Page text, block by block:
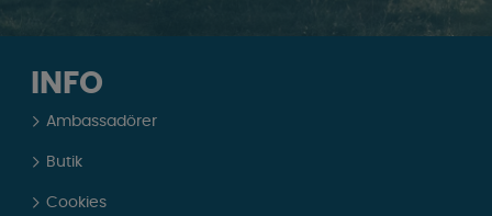
INFO
Ambassadörer
Butik
Cookies